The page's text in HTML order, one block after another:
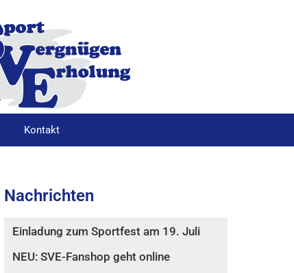
Kontakt
Nachrichten
Einladung zum Sportfest am 19. Juli
NEU: SVE-Fanshop geht online